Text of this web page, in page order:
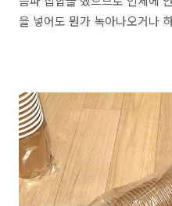
을 넣어도 뭔가 녹아나오거나